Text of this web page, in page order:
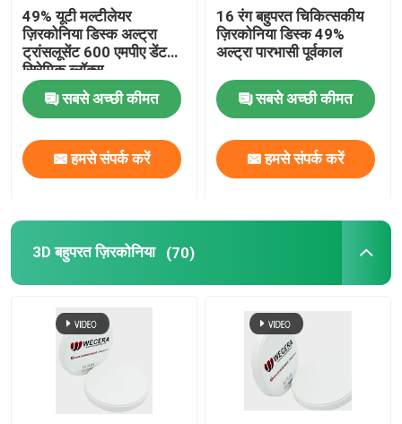
49% यूटी मल्टीलेयर
ज़िरकोनिया डिस्क अल्ट्रा
ट्रांसलूसेंट 600 एमपीए डेंटल
सिरेमिक ब्लॉक्स
सबसे अच्छी कीमत
हमसे संपर्क करें
16 रंग बहुपरत चिकित्सकीय
ज़िरकोनिया डिस्क 49%
अल्ट्रा पारभासी पूर्वकाल
सबसे अच्छी कीमत
हमसे संपर्क करें
3D बहुपरत ज़िरकोनिया (70)